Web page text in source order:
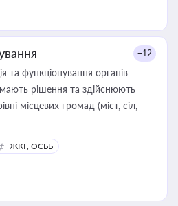
+12
та функціонування органів
рішення та здійснюють
місцевих громад (міст, сіл,
ЖКГ, ОСББ